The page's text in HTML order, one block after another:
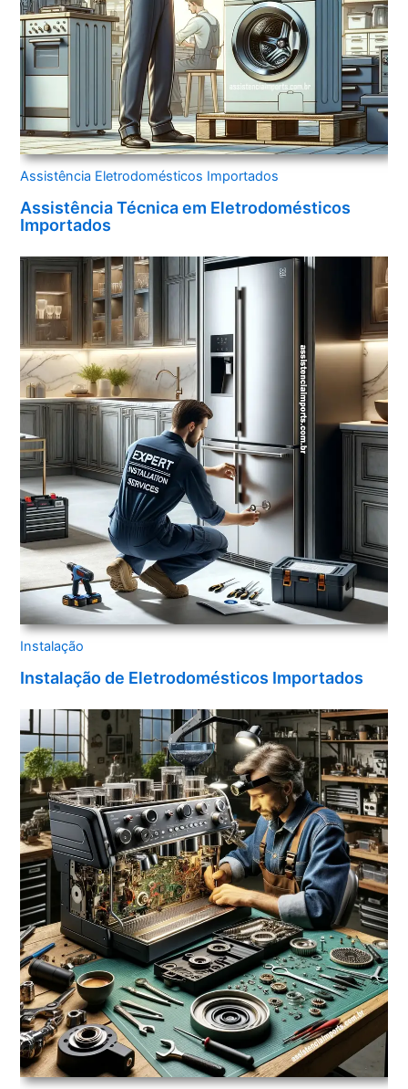
Assistência Eletrodomésticos Importados
Assistência Técnica em Eletrodomésticos
Importados
Instalação
Instalação de Eletrodomésticos Importados